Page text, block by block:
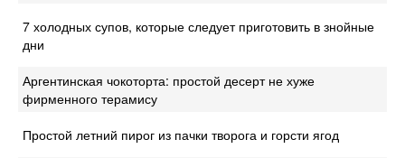
7 холодных супов, которые следует приготовить в знойные
дни
Аргентинская чокоторта: простой десерт не хуже
фирменного терамису
Простой летний пирог из пачки творога и горсти ягод